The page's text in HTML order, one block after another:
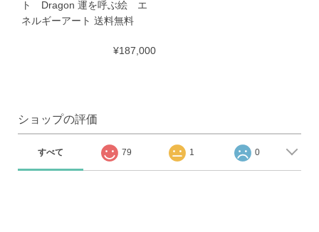
ト Dragon 運を呼ぶ絵 エ
ネルギーアート 送料無料
¥187,000
ショップの評価
すべて 79 1 0